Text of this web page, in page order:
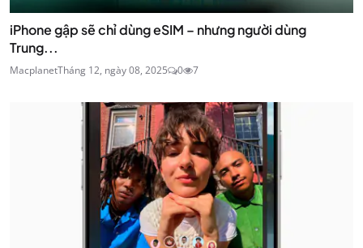
iPhone gập sẽ chỉ dùng eSIM – nhưng người dùng
Trung...
MacplanetTháng 12, ngày 08, 2025 0 7